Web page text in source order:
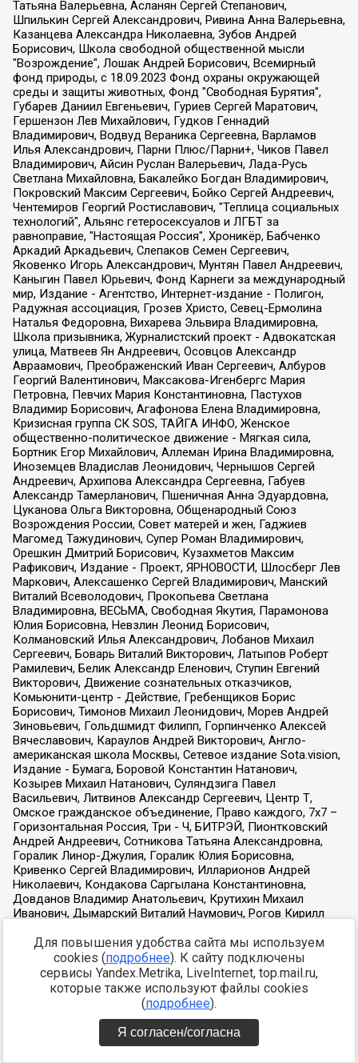
Для повышения удобства сайта мы используем
cookies (подробнее). К сайту подключены
сервисы Yandex.Metrika, LiveInternet, top.mail.ru,
которые также используют файлы cookies
(подробнее).
Я согласен/согласна